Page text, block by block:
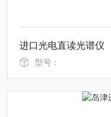
进口光电直读光谱仪
型号：